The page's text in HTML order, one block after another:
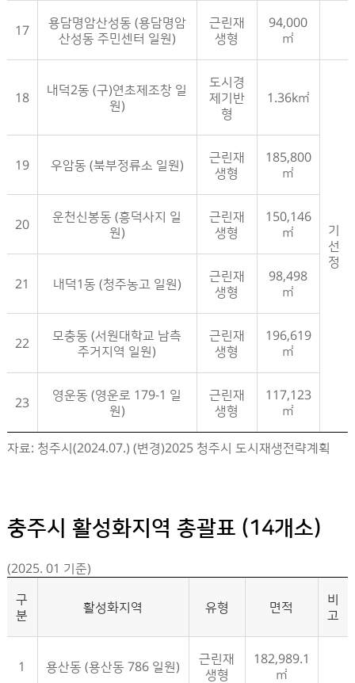
청주시 활성화지역 지정현황- 번호, 지역명, 유형, 추진방향, 현황 정보제공
17
용담명암산성동 (용담명암
산성동 주민센터 일원)
근린재
생형
94,000
㎡
18
내덕2동 (구)연초제조창 일
원)
도시경
제기반
형
1.36k㎡
기
선
정
19 우암동 (북부정류소 일원)
근린재
생형
185,800
㎡
20
운천신봉동 (흥덕사지 일
원)
근린재
생형
150,146
㎡
21 내덕1동 (청주농고 일원)
근린재
생형
98,498
㎡
22
모충동 (서원대학교 남측
주거지역 일원)
근린재
생형
196,619
㎡
23
영운동 (영운로 179-1 일
원)
근린재
생형
117,123
㎡
자료: 청주시(2024.07.) (변경)2025 청주시 도시재생전략계획
충주시 활성화지역 총괄표 (14개소)
(2025. 01 기준)
구
분
활성화지역 유형 면적
비
고
1 용산동 (용산동 786 일원)
근린재
생형
182,989.1
㎡